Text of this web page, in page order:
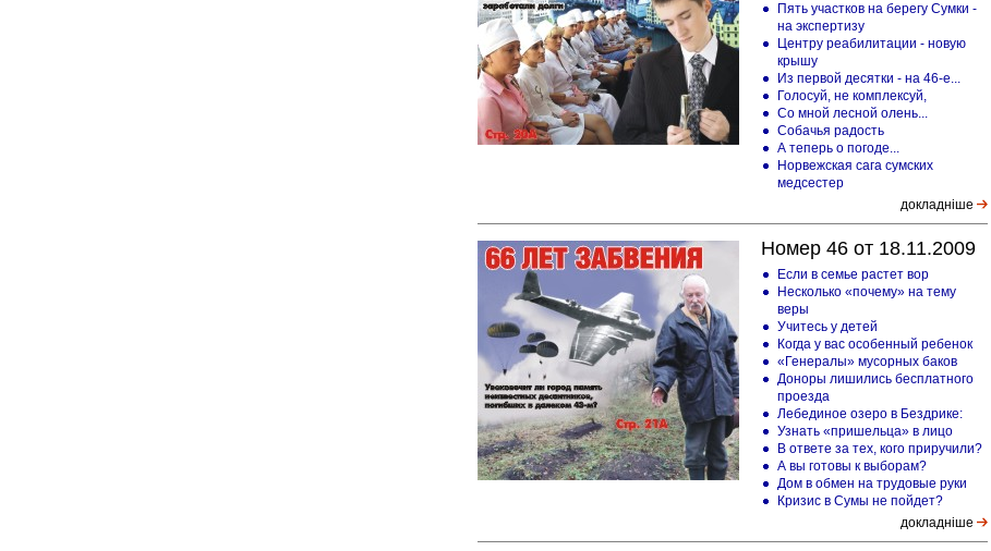
Пять участков на берегу Сумки -
на экспертизу
Центру реабилитации - новую
крышу
Из первой десятки - на 46-е...
Голосуй, не комплексуй,
Со мной лесной олень...
Собачья радость
А теперь о погоде...
Норвежская сага сумских
медсестер
докладніше
Номер 46 от 18.11.2009
Если в семье растет вор
Несколько «почему» на тему
веры
Учитесь у детей
Когда у вас особенный ребенок
«Генералы» мусорных баков
Доноры лишились бесплатного
проезда
Лебединое озеро в Бездрике:
Узнать «пришельца» в лицо
В ответе за тех, кого приручили?
А вы готовы к выборам?
Дом в обмен на трудовые руки
Кризис в Сумы не пойдет?
докладніше